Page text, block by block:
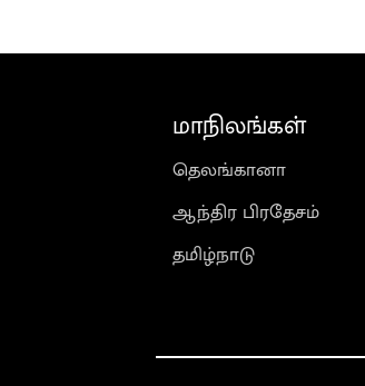
மாநிலங்கள்
தெலங்கானா
ஆந்திர பிரதேசம்
தமிழ்நாடு